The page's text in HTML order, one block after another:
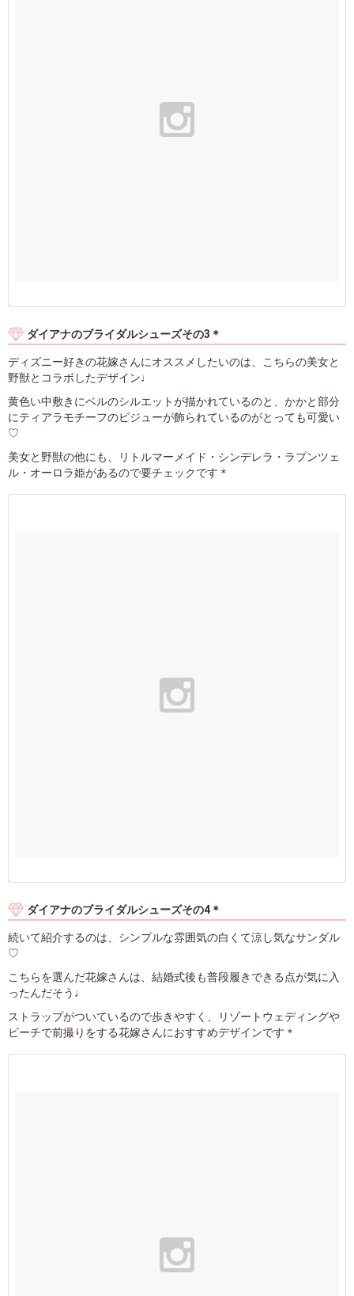
ダイアナのブライダルシューズその3＊
ディズニー好きの花嫁さんにオススメしたいのは、こちらの美女と
野獣とコラボしたデザイン♩
黄色い中敷きにベルのシルエットが描かれているのと、かかと部分
にティアラモチーフのビジューが飾られているのがとっても可愛い
♡
美女と野獣の他にも、リトルマーメイド・シンデレラ・ラプンツェ
ル・オーロラ姫があるので要チェックです＊
ダイアナのブライダルシューズその4＊
続いて紹介するのは、シンプルな雰囲気の白くて涼し気なサンダル
♡
こちらを選んだ花嫁さんは、結婚式後も普段履きできる点が気に入
ったんだそう♩
ストラップがついているので歩きやすく、リゾートウェディングや
ビーチで前撮りをする花嫁さんにおすすめデザインです＊